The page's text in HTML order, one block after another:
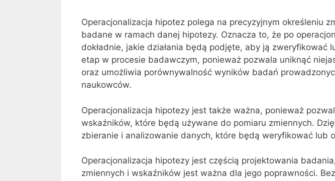
Operacjonalizacja hipotez polega na precyzyjnym określeniu
badane w ramach danej hipotezy. Oznacza to, że po
dokładnie, jakie działania będą podjęte, aby ją zweryfikować
etap w procesie badawczym, ponieważ pozwala uniknąć
oraz umożliwia porównywalność wyników badań
naukowców.
Operacjonalizacja hipotezy jest także ważna, ponieważ
wskaźników, które będą używane do pomiaru zmiennych.
zbieranie i analizowanie danych, które będą weryfikować lub
Operacjonalizacja hipotezy jest częścią projektowania
zmiennych i wskaźników jest ważna dla jego poprawności.